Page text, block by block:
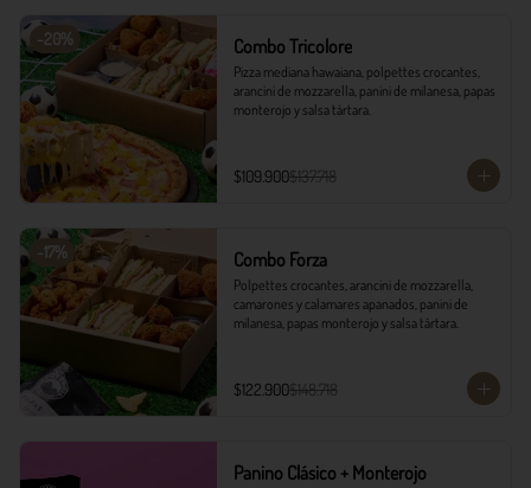
-20% Combo Tricolore
Pizza mediana hawaiana, polpettes crocantes,
arancini de mozzarella, panini de milanesa, papas
monterojo y salsa tártara.
$109.900$137.718
-17% Combo Forza
Polpettes crocantes, arancini de mozzarella,
camarones y calamares apanados, panini de
milanesa, papas monterojo y salsa tártara.
$122.900$148.718
Panino Clásico + Monterojo